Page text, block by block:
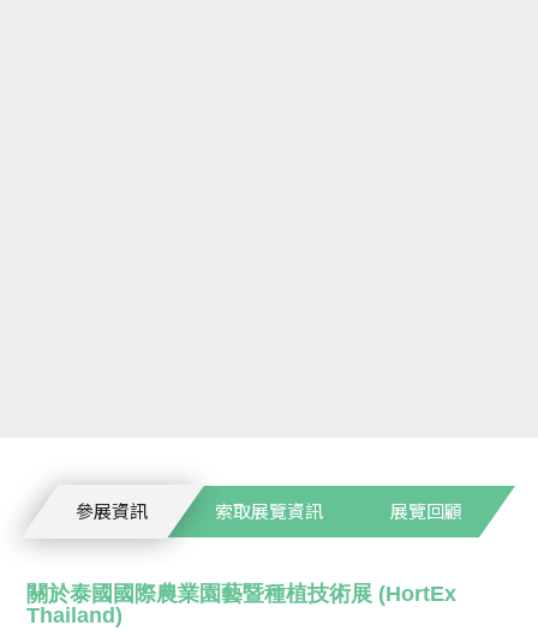
參展資訊 索取展覽資訊 展覽回顧
關於泰國國際農業園藝暨種植技術展 (HortEx
Thailand)